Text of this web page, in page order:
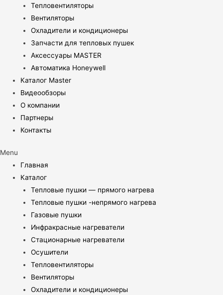
Тепловентиляторы
Вентиляторы
Охладители и кондиционеры
Запчасти для тепловых пушек
Аксессуары MASTER
Автоматика Honeywell
Каталог Master
Видеообзоры
О компании
Партнеры
Контакты
Menu
Главная
Каталог
Тепловые пушки — прямого нагрева
Тепловые пушки -непрямого нагрева
Газовые пушки
Инфракрасные нагреватели
Стационарные нагреватели
Осушители
Тепловентиляторы
Вентиляторы
Охладители и кондиционеры